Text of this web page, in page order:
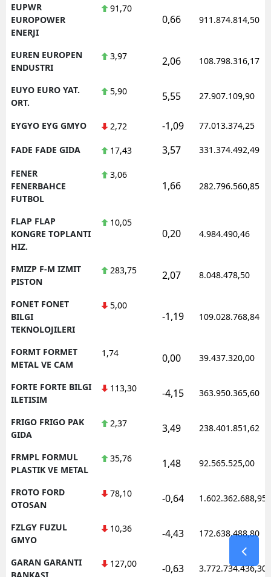
EUPWR
EUROPOWER
ENERJI
91,70
0,66 911.874.814,50
EUREN EUROPEN
ENDUSTRI
3,97 2,06 108.798.316,17
EUYO EURO YAT.
ORT.
5,90 5,55 27.907.109,90
EYGYO EYG GMYO 2,72 -1,09 77.013.374,25
FADE FADE GIDA 17,43 3,57 331.374.492,49
FENER
FENERBAHCE
FUTBOL
3,06
1,66 282.796.560,85
FLAP FLAP
KONGRE TOPLANTI
HIZ.
10,05
0,20 4.984.490,46
FMIZP F-M IZMIT
PISTON
283,75 2,07 8.048.478,50
FONET FONET
BILGI
TEKNOLOJILERI
5,00
-1,19 109.028.768,84
FORMT FORMET
METAL VE CAM
1,74 0,00 39.437.320,00
FORTE FORTE BILGI
ILETISIM
113,30 -4,15 363.950.365,60
FRIGO FRIGO PAK
GIDA
2,37 3,49 238.401.851,62
FRMPL FORMUL
PLASTIK VE METAL
35,76 1,48 92.565.525,00
FROTO FORD
OTOSAN
78,10 -0,64 1.602.362.688,95
FZLGY FUZUL
GMYO
10,36 -4,43 172.638.488,80
GARAN GARANTI
BANKASI
127,00 -0,63 3.772.734.436,30